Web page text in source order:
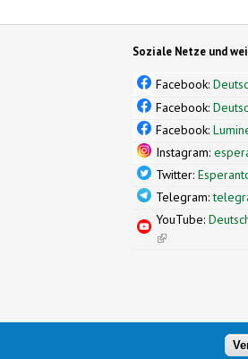
Soziale Netze und
Facebook:
Facebook:
Facebook:
Instagram:
Twitter:
Telegram:
YouTube:
(link is external)
Simple